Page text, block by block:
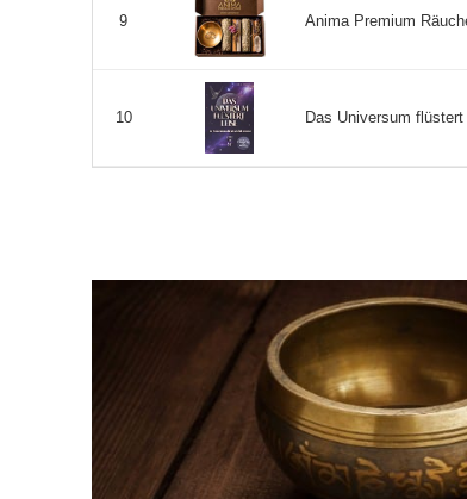
9 Anima Premium
10 Das Universum